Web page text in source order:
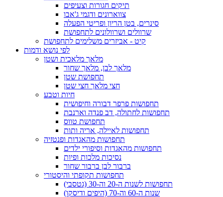
תיקים חגורות וצעיפים
צווארונים ודגמי ג'אבו
סינרים, בטן הריון ופריטי הפעלה
שרוולים ושרוולונים לתחפושת
קיט - אביזרים משלימים לתחפושת
לפי נושא ודמות
מלאך מלאכית ושטן
מלאך לבן, מלאך שחור
תחפושת שטן
חצי מלאך חצי שטן
חיות וטבע
תחפושות פרפר דבורה וחיפושית
תחפושות לחתולה, דב פנדה וארנבת
תחפושת טווס
תחפושות לאיילה, אריה ותות
תחפושות מהאגדות ופנטזיה
תחפושות מהאגדות וסיפורי ילדים
נסיכות מלכות ופיות
ברבור לבן ברבור שחור
תחפושות תקופתי והיסטורי
תחפושות לשנות ה-20 וה-30 (גטסבי)
שנות ה-60 וה-70 (היפים ודיסקו)